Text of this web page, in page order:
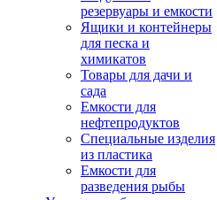
резервуары и емкости
Ящики и контейнеры
для песка и
химикатов
Товары для дачи и
сада
Емкости для
нефтепродуктов
Специальные изделия
из пластика
Емкости для
разведения рыбы